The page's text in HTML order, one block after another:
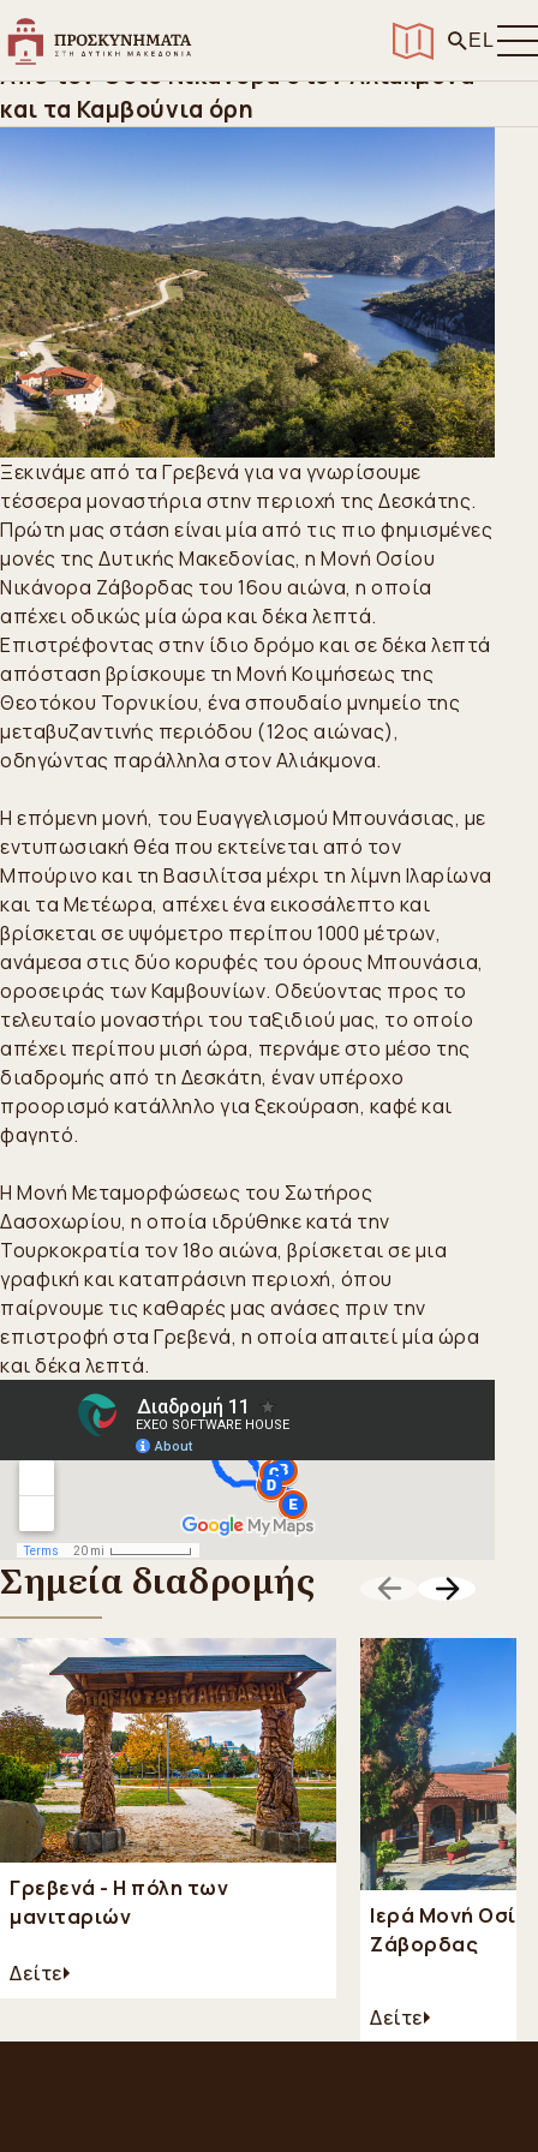
EL
Δεσκάτη
Από τον Όσιο Νικάνορα στον Αλιάκμονα
και τα Καμβούνια όρη
Ξεκινάμε από τα Γρεβενά για να γνωρίσουμε
τέσσερα μοναστήρια στην περιοχή της Δεσκάτης.
Πρώτη μας στάση είναι μία από τις πιο φημισμένες
μονές της Δυτικής Μακεδονίας, η Μονή Οσίου
Νικάνορα Ζάβορδας του 16ου αιώνα, η οποία
απέχει οδικώς μία ώρα και δέκα λεπτά.
Επιστρέφοντας στην ίδιο δρόμο και σε δέκα λεπτά
απόσταση βρίσκουμε τη Μονή Κοιμήσεως της
Θεοτόκου Τορνικίου, ένα σπουδαίο μνημείο της
μεταβυζαντινής περιόδου (12ος αιώνας),
οδηγώντας παράλληλα στον Αλιάκμονα.
Η επόμενη μονή, του Ευαγγελισμού Μπουνάσιας, με
εντυπωσιακή θέα που εκτείνεται από τον
Μπούρινο και τη Βασιλίτσα μέχρι τη λίμνη Ιλαρίωνα
και τα Μετέωρα, απέχει ένα εικοσάλεπτο και
βρίσκεται σε υψόμετρο περίπου 1000 μέτρων,
ανάμεσα στις δύο κορυφές του όρους Μπουνάσια,
οροσειράς των Καμβουνίων. Οδεύοντας προς το
τελευταίο μοναστήρι του ταξιδιού μας, το οποίο
απέχει περίπου μισή ώρα, περνάμε στο μέσο της
διαδρομής από τη Δεσκάτη, έναν υπέροχο
προορισμό κατάλληλο για ξεκούραση, καφέ και
φαγητό.
Η Μονή Μεταμορφώσεως του Σωτήρος
Δασοχωρίου, η οποία ιδρύθηκε κατά την
Τουρκοκρατία τον 18ο αιώνα, βρίσκεται σε μια
γραφική και καταπράσινη περιοχή, όπου
παίρνουμε τις καθαρές μας ανάσες πριν την
επιστροφή στα Γρεβενά, η οποία απαιτεί μία ώρα
και δέκα λεπτά.
Σημεία διαδρομής
Γρεβενά - Η πόλη των
μανιταριών
Δείτε
Ιερά Μονή
Ζάβορδας
Δείτε